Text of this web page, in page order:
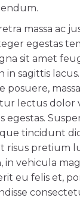
massa ac
egestas
sit amet
in sagittis
posuere,
lectus dolor
egestas.
tincidunt
risus pretium
in vehicula
eu felis et,